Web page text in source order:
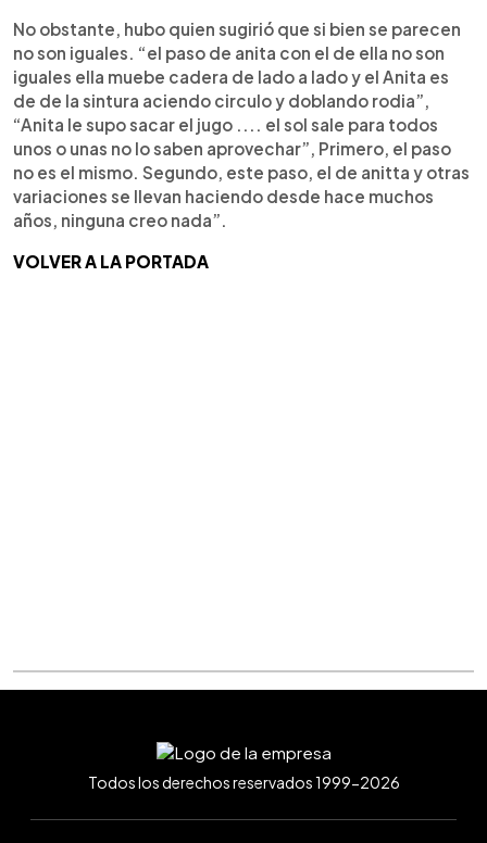
No obstante, hubo quien sugirió que si bien se parecen
no son iguales. “el paso de anita con el de ella no son
iguales ella muebe cadera de lado a lado y el Anita es
de de la sintura aciendo circulo y doblando rodia”,
“Anita le supo sacar el jugo .... el sol sale para todos
unos o unas no lo saben aprovechar”, Primero, el paso
no es el mismo. Segundo, este paso, el de anitta y otras
variaciones se llevan haciendo desde hace muchos
años, ninguna creo nada”.
VOLVER A LA PORTADA
Todos los derechos reservados 1999-2026